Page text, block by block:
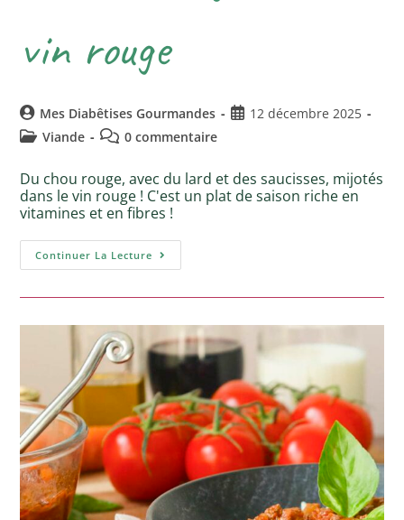
vin rouge
Mes Diabêtises Gourmandes
12 décembre 2025
Viande
0 commentaire
Du chou rouge, avec du lard et des saucisses, mijotés
dans le vin rouge ! C'est un plat de saison riche en
vitamines et en fibres !
Continuer La Lecture